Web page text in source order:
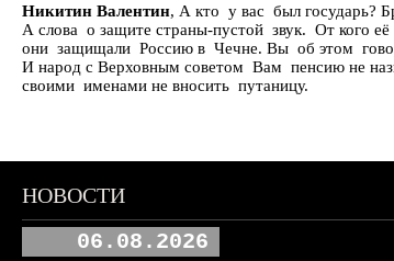
Никитин Валентин, А кто у вас был государь?
А слова о защите страны-пустой звук. От кого
они защищали Россию в Чечне. Вы об этом
И народ с Верховным советом Вам пенсию не
своими именами не вносить путаницу.
НОВОСТИ
06.08.2026